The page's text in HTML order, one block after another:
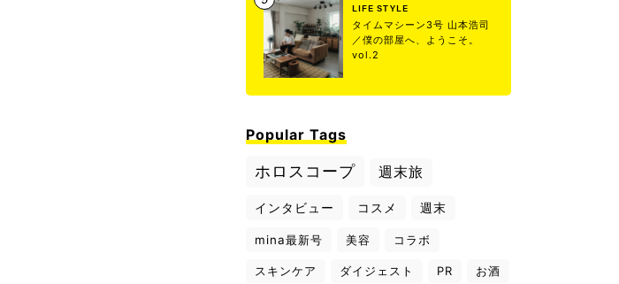
LIFE STYLE
タイムマシーン3号 山本浩司
／僕の部屋へ、ようこそ。
vol.2
Popular Tags
ホロスコープ 週末旅
インタビュー コスメ 週末
mina最新号 美容 コラボ
スキンケア ダイジェスト PR お酒